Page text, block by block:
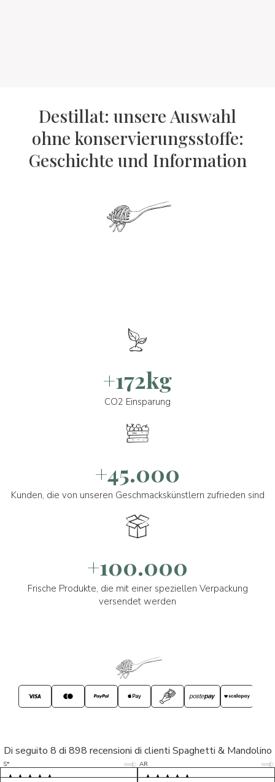
Destillat: unsere Auswahl
ohne konservierungsstoffe:
Geschichte und Information
+172kg
CO2 Einsparung
+45.000
Kunden, die von unseren Geschmackskünstlern zufrieden sind
+100.000
Frische Produkte, die mit einer speziellen Verpackung
versendet werden
Di seguito 8 di 898 recensioni di clienti Spaghetti & Mandolino
S* 5/5
LP 5/5
AR 5/5
D* 5/5